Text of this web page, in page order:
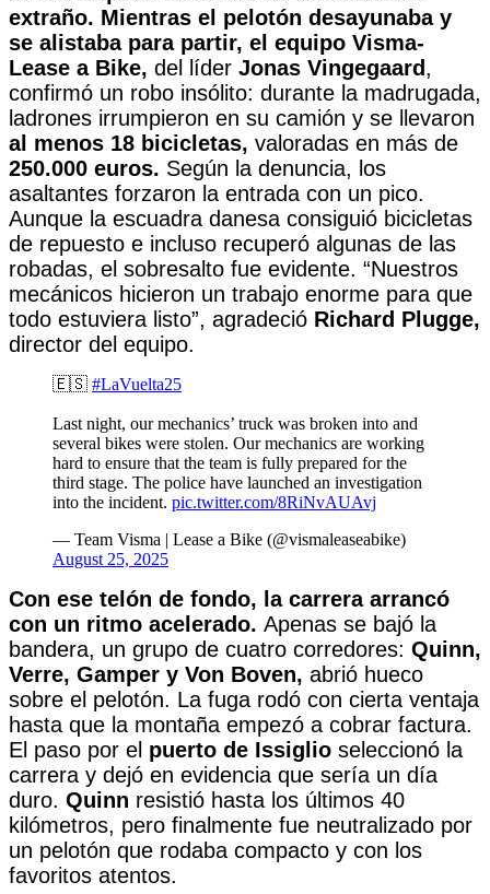
extraño. Mientras el pelotón desayunaba y
se alistaba para partir, el equipo Visma-
Lease a Bike, del líder Jonas Vingegaard,
confirmó un robo insólito: durante la madrugada,
ladrones irrumpieron en su camión y se llevaron
al menos 18 bicicletas, valoradas en más de
250.000 euros. Según la denuncia, los
asaltantes forzaron la entrada con un pico.
Aunque la escuadra danesa consiguió bicicletas
de repuesto e incluso recuperó algunas de las
robadas, el sobresalto fue evidente. “Nuestros
mecánicos hicieron un trabajo enorme para que
todo estuviera listo”, agradeció Richard Plugge,
director del equipo.
🇪🇸 #LaVuelta25
Last night, our mechanics’ truck was broken into and
several bikes were stolen. Our mechanics are working
hard to ensure that the team is fully prepared for the
third stage. The police have launched an investigation
into the incident. pic.twitter.com/8RiNvAUAvj
— Team Visma | Lease a Bike (@vismaleaseabike)
August 25, 2025
Con ese telón de fondo, la carrera arrancó
con un ritmo acelerado. Apenas se bajó la
bandera, un grupo de cuatro corredores: Quinn,
Verre, Gamper y Von Boven, abrió hueco
sobre el pelotón. La fuga rodó con cierta ventaja
hasta que la montaña empezó a cobrar factura.
El paso por el puerto de Issiglio seleccionó la
carrera y dejó en evidencia que sería un día
duro. Quinn resistió hasta los últimos 40
kilómetros, pero finalmente fue neutralizado por
un pelotón que rodaba compacto y con los
favoritos atentos.